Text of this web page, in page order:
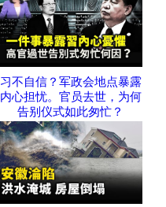
习不自信？军政会地点暴露
内心担忧。官员去世，为何
告别仪式如此匆忙？